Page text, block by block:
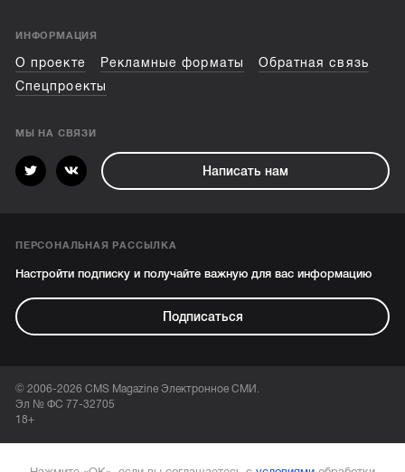
ИНФОРМАЦИЯ
О проекте Рекламные форматы
Обратная связь
Спецпроекты
МЫ НА СВЯЗИ
Написать нам
ПЕРСОНАЛЬНАЯ РАССЫЛКА
Настройти подписку и получайте важную для вас информацию
Подписаться
© 2006-2026 CMS Magazine Электронное СМИ.
Эл № ФС 77-32705
18+